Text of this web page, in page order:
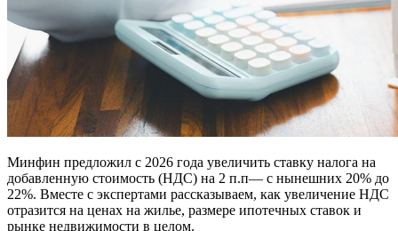
Минфин предложил с 2026 года увеличить ставку налога на
добавленную стоимость (НДС) на 2 п.п— с нынешних 20% до
22%. Вместе с экспертами рассказываем, как увеличение НДС
отразится на ценах на жилье, размере ипотечных ставок и
рынке недвижимости в целом.